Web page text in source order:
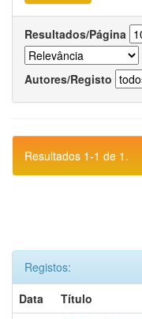
Resultados/Página
Autores/Registo
Resultados 1-1 de 1.
Registos:
Data
Título